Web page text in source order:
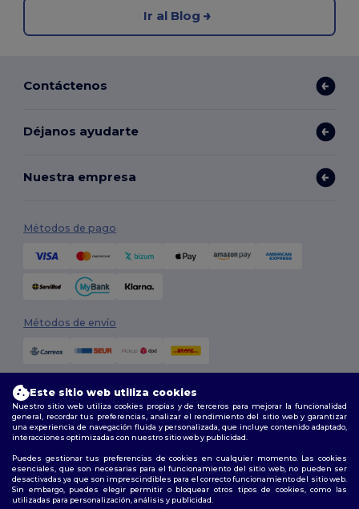
Ir al Blog
Contáctenos
Déjanos ayudarte
Nuestra empresa
Métodos de pago
Métodos de envío
2026. Todos los derechos reservados
Síguenos
Este sitio web utiliza cookies
Nuestro sitio web utiliza cookies propias y de terceros para mejorar la funcionalidad
general, recordar tus preferencias, analizar el rendimiento del sitio web y garantizar
una experiencia de navegación fluida y personalizada, que incluye contenido adaptado,
interacciones optimizadas con nuestro sitio web y publicidad.
Puedes gestionar tus preferencias de cookies en cualquier momento. Las cookies
esenciales, que son necesarias para el funcionamiento del sitio web, no pueden ser
desactivadas ya que son imprescindibles para el correcto funcionamiento del sitio web.
Sin embargo, puedes elegir permitir o bloquear otros tipos de cookies, como las
utilizadas para personalización, análisis y publicidad.